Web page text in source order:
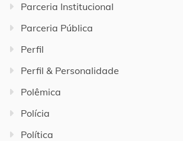
Parceria Institucional
Parceria Pública
Perfil
Perfil & Personalidade
Polêmica
Polícia
Política